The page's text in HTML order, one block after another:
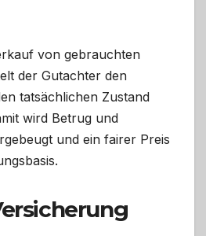
von gebrauchten
der Gutachter den
tatsächlichen Zustand
wird Betrug und
und ein fairer Preis